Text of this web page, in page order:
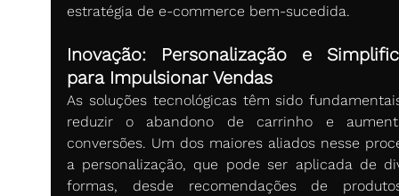
estratégia de e-commerce bem-sucedida.
Inovação: Personalização e
para Impulsionar Vendas
As soluções tecnológicas têm sido
reduzir o abandono de carrinho e
conversões. Um dos maiores aliados nesse
a personalização, que pode ser aplicada de
formas, desde recomendações de